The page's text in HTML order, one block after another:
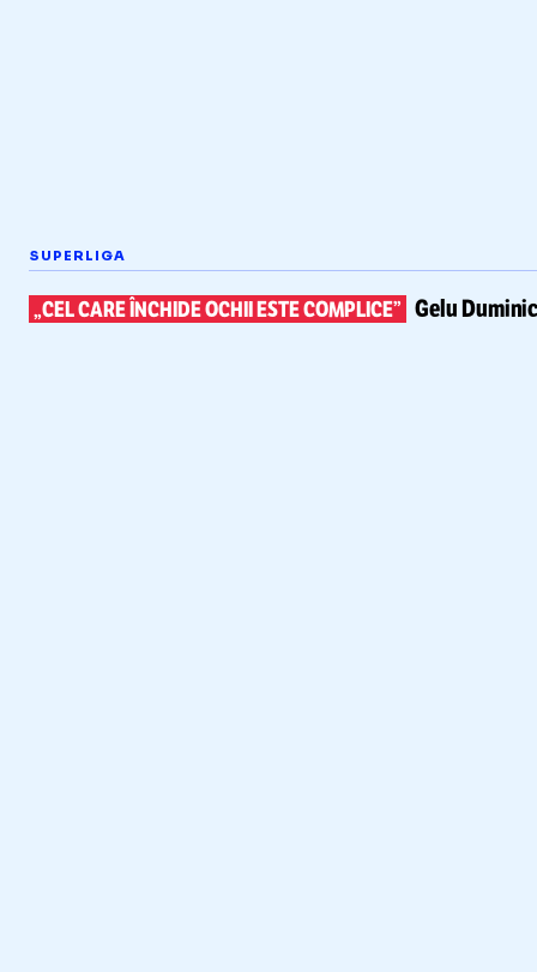
SUPERLIGA
„CEL CARE ÎNCHIDE OCHII ESTE COMPLICE” Gelu